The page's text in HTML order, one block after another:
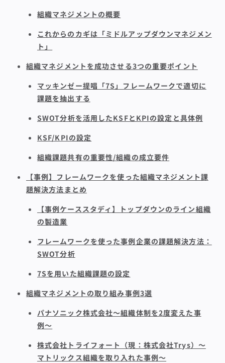
組織マネジメントの概要
これからのカギは「ミドルアップダウンマネジメン
ト」
組織マネジメントを成功させる3つの重要ポイント
マッキンゼー提唱「7S」フレームワークで適切に
課題を抽出する
SWOT分析を活用したKSFとKPIの設定と具体例
KSF/KPIの設定
組織課題共有の重要性/組織の成立要件
【事例】フレームワークを使った組織マネジメント課
題解決方法まとめ
【事例ケーススタディ】トップダウンのライン組織
の製造業
フレームワークを使った事例企業の課題解決方法：
SWOT分析
7Sを用いた組織課題の設定
組織マネジメントの取り組み事例3選
パナソニック株式会社〜組織体制を2度変えた事
例〜
株式会社トライフォート（現：株式会社Trys）〜
マトリックス組織を取り入れた事例〜